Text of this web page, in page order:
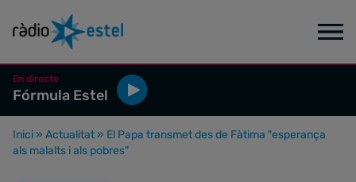
En directe
Fórmula Estel
Inici » Actualitat » El Papa transmet des de Fàtima "esperança
als malalts i als pobres"